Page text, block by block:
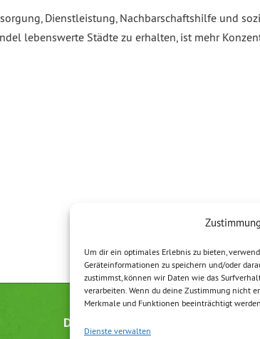
Um dir ein optimales Erlebnis zu bieten,
Geräteinformationen zu speichern und/oder
zustimmst, können wir Daten wie das
verarbeiten. Wenn du deine Zustimmung nicht
Merkmale und Funktionen beeinträchtigt
Dienste verwalten
Dienstleistung, Nachbarschaftshilfe und
lebenswerte Städte zu erhalten, ist mehr
Datenschutzerklärung